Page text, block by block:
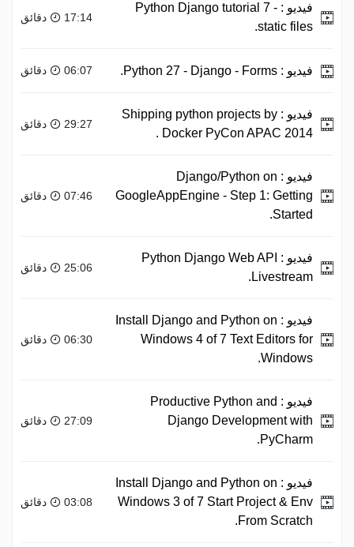
فيديو : Python Django tutorial 7 -
static files.
17:14 دقائق
فيديو : 06:07 دقائق
فيديو : Shipping python projects by
Docker PyCon APAC 2014 .
29:27 دقائق
فيديو : Django/Python on
GoogleAppEngine - Step 1: Getting
Started.
07:46 دقائق
فيديو : Python Django Web API
Livestream.
25:06 دقائق
فيديو : Install Django and Python on
Windows 4 of 7 Text Editors for
Windows.
06:30 دقائق
فيديو : Productive Python and
Django Development with
PyCharm.
27:09 دقائق
فيديو : Install Django and Python on
Windows 3 of 7 Start Project & Env
From Scratch.
03:08 دقائق